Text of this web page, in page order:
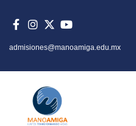
admisiones@manoamiga.edu.mx